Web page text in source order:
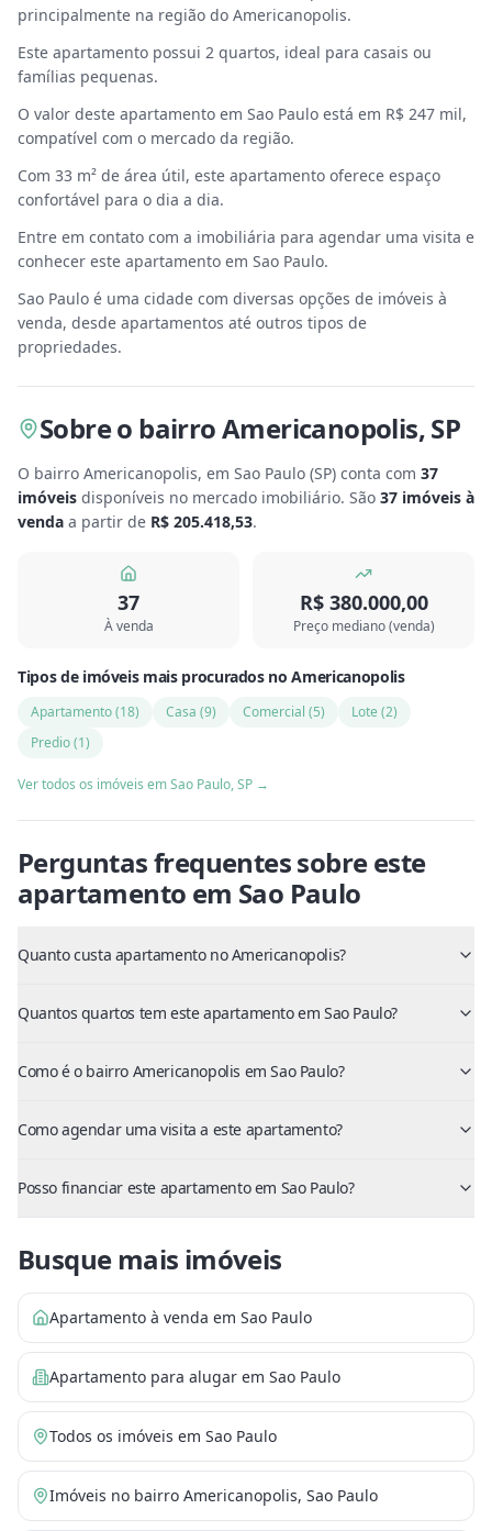
principalmente na região do Americanopolis.
Este apartamento possui 2 quartos, ideal para casais ou
famílias pequenas.
O valor deste apartamento em Sao Paulo está em R$ 247 mil,
compatível com o mercado da região.
Com 33 m² de área útil, este apartamento oferece espaço
confortável para o dia a dia.
Entre em contato com a imobiliária para agendar uma visita e
conhecer este apartamento em Sao Paulo.
Sao Paulo é uma cidade com diversas opções de imóveis à
venda, desde apartamentos até outros tipos de
propriedades.
Sobreo bairro Americanopolis,SP
O bairro Americanopolis, em Sao Paulo (SP) conta com 37
imóveis disponíveis no mercado imobiliário. São 37 imóveis à
venda a partir de R$ 205.418,53.
37
À venda
R$ 380.000,00
Preço mediano (venda)
Tipos de imóveis mais procurados no Americanopolis
Apartamento(18) Casa (9) Comercial (5) Lote (2)
Predio(1)
Ver todos os imóveis emSao Paulo,SP →
Perguntas frequentes sobre este
apartamento em Sao Paulo
Quanto custa apartamento no Americanopolis?
Quantos quartos tem este apartamento em Sao Paulo?
Como é o bairro Americanopolis em Sao Paulo?
Como agendar uma visita a este apartamento?
Posso financiar este apartamento em Sao Paulo?
Busque mais imóveis
Apartamento à venda em Sao Paulo
Apartamento para alugar em Sao Paulo
Todos os imóveis em Sao Paulo
Imóveis no bairro Americanopolis, Sao Paulo